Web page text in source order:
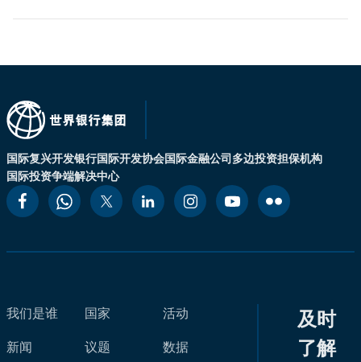
国际复兴开发银行国际开发协会国际金融公司多边投资担保机构
国际投资争端解决中心
我们是谁
新闻
国家
议题
活动
数据
及时
了解